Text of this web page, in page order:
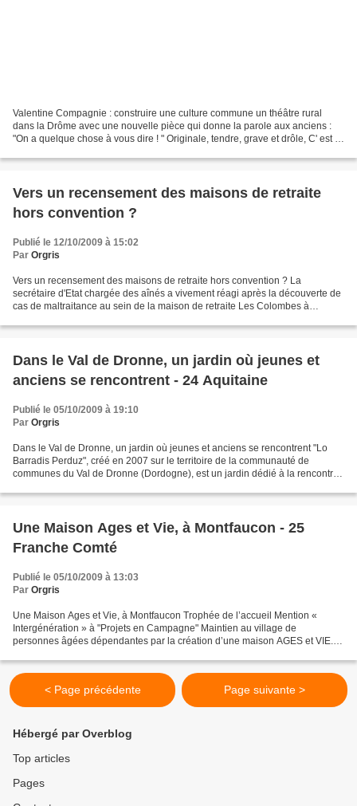
Valentine Compagnie : construire une culture commune un théâtre rural
dans la Drôme avec une nouvelle pièce qui donne la parole aux anciens :
"On a quelque chose à vous dire ! " Originale, tendre, grave et drôle, C' est la
Vers un recensement des maisons de retraite
hors convention ?
Publié le 12/10/2009 à 15:02
Par Orgris
Vers un recensement des maisons de retraite hors convention ? La
secrétaire d'Etat chargée des aînés a vivement réagi après la découverte de
cas de maltraitance au sein de la maison de retraite Les Colombes à
Dans le Val de Dronne, un jardin où jeunes et
anciens se rencontrent - 24 Aquitaine
Publié le 05/10/2009 à 19:10
Par Orgris
Dans le Val de Dronne, un jardin où jeunes et anciens se rencontrent "Lo
Barradis Perduz", créé en 2007 sur le territoire de la communauté de
communes du Val de Dronne (Dordogne), est un jardin dédié à la rencontre
Une Maison Ages et Vie, à Montfaucon - 25
Franche Comté
Publié le 05/10/2009 à 13:03
Par Orgris
Une Maison Ages et Vie, à Montfaucon Trophée de l’accueil Mention «
Intergénération » à "Projets en Campagne" Maintien au village de
personnes âgées dépendantes par la création d’une maison AGES et VIE.
< Page précédente Page suivante >
Hébergé par Overblog
Top articles
Pages